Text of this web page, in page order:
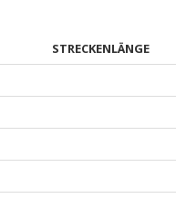
STRECKENLÄNGE